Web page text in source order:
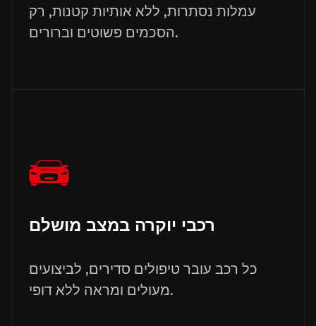
עמלות נסתרות, ללא אותיות קטנות, רק
הסכמים פשוטים וברורים.
רכבי יוקרה במצב מושלם
כל רכב עובר טיפולים סדירים, לביצועים
מעולים ומראה ללא דופי.